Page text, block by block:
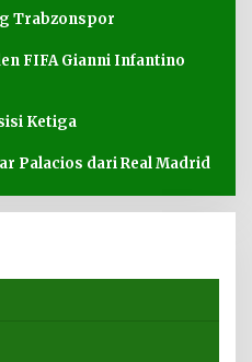
Trabzonspor
FIFA Gianni Infantino
Ketiga
Palacios dari Real Madrid